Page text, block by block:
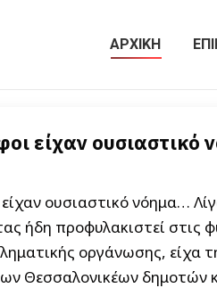
ΑΡΧΙΚΗ
είχαν ουσιαστικό
ουσιαστικό νόημα…
ήδη προφυλακιστεί στις
οργάνωσης, είχα
Θεσσαλονικέων δημοτών